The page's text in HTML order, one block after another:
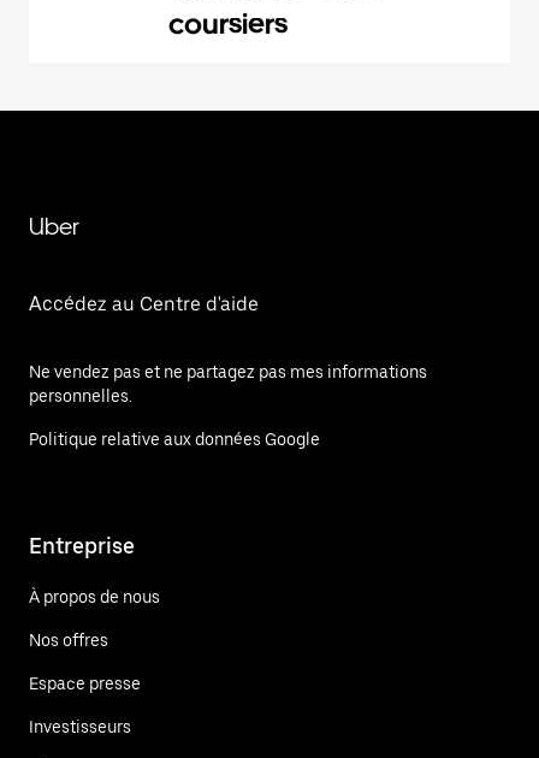
coursiers
Uber
Accédez au Centre d'aide
Ne vendez pas et ne partagez pas mes informations
personnelles.
Politique relative aux données Google
Entreprise
À propos de nous
Nos offres
Espace presse
Investisseurs